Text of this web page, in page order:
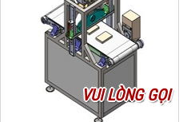
VUI LÒNG GỌI